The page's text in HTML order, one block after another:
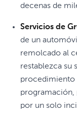
decenas de
Servicios de
de un
remolcado al
restablezca su
procedimiento
programación,
por un solo